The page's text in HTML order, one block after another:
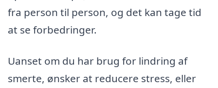
fra person til person, og det kan tage tid
at se forbedringer.
Uanset om du har brug for lindring af
smerte, ønsker at reducere stress, eller